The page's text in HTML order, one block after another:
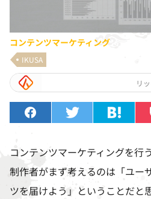
コンテンツマーケティング
IKUSA
リ
コンテンツマーケティングを行
制作者がまず考えるのは「ユー
ツを届けよう」ということだと